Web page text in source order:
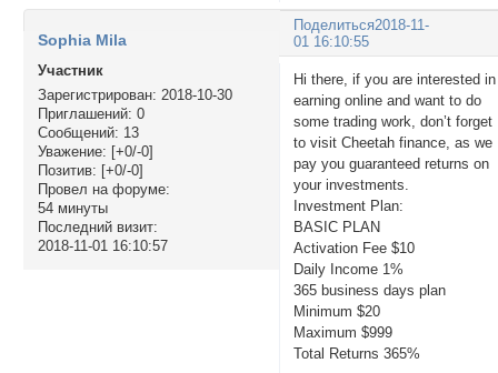
Поделиться2018-11-
01 16:10:55
Sophia Mila
Участник
Зарегистрирован: 2018-10-30
Приглашений: 0
Сообщений: 13
Уважение: [+0/-0]
Позитив: [+0/-0]
Провел на форуме:
54 минуты
Последний визит:
2018-11-01 16:10:57
Hi there, if you are interested in
earning online and want to do
some trading work, don’t forget
to visit Cheetah finance, as we
pay you guaranteed returns on
your investments.
Investment Plan:
BASIC PLAN
Activation Fee $10
Daily Income 1%
365 business days plan
Minimum $20
Maximum $999
Total Returns 365%